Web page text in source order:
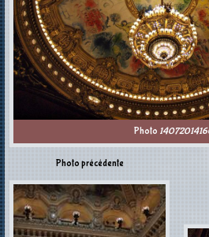
Photo
Photo précédente